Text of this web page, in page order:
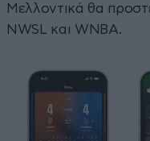
Μελλοντικά θα
NWSL και WNBA.